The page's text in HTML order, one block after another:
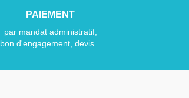
PAIEMENT
par mandat administratif,
bon d'engagement, devis...